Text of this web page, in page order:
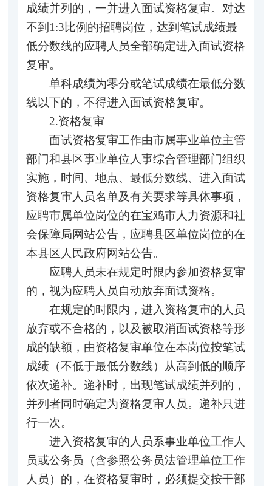
成绩并列的，一并进入面试资格复审。对达
不到1:3比例的招聘岗位，达到笔试成绩最
低分数线的应聘人员全部确定进入面试资格
复审。
单科成绩为零分或笔试成绩在最低分数
线以下的，不得进入面试资格复审。
2.资格复审
面试资格复审工作由市属事业单位主管
部门和县区事业单位人事综合管理部门组织
实施，时间、地点、最低分数线、进入面试
资格复审人员名单及有关要求等具体事项，
应聘市属单位岗位的在宝鸡市人力资源和社
会保障局网站公告，应聘县区单位岗位的在
本县区人民政府网站公告。
应聘人员未在规定时限内参加资格复审
的，视为应聘人员自动放弃面试资格。
在规定的时限内，进入资格复审的人员
放弃或不合格的，以及被取消面试资格等形
成的缺额，由资格复审单位在本岗位按笔试
成绩（不低于最低分数线）从高到低的顺序
依次递补。递补时，出现笔试成绩并列的，
并列者同时确定为资格复审人员。递补只进
行一次。
进入资格复审的人员系事业单位工作人
员或公务员（含参照公务员法管理单位工作
人员）的，在资格复审时，必须提交按干部